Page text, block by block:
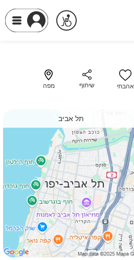
אהבתי שיתוף מפה
תל אביב